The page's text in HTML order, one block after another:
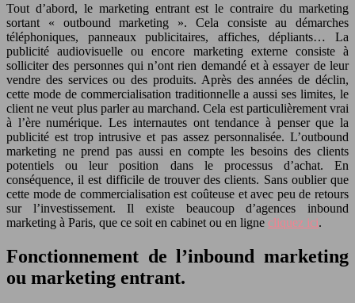
Tout d’abord, le marketing entrant est le contraire du marketing
sortant « outbound marketing ». Cela consiste au démarches
téléphoniques, panneaux publicitaires, affiches, dépliants… La
publicité audiovisuelle ou encore marketing externe consiste à
solliciter des personnes qui n’ont rien demandé et à essayer de leur
vendre des services ou des produits. Après des années de déclin,
cette mode de commercialisation traditionnelle a aussi ses limites, le
client ne veut plus parler au marchand. Cela est particulièrement vrai
à l’ère numérique. Les internautes ont tendance à penser que la
publicité est trop intrusive et pas assez personnalisée. L’outbound
marketing ne prend pas aussi en compte les besoins des clients
potentiels ou leur position dans le processus d’achat. En
conséquence, il est difficile de trouver des clients. Sans oublier que
cette mode de commercialisation est coûteuse et avec peu de retours
sur l’investissement. Il existe beaucoup d’agences inbound
marketing à Paris, que ce soit en cabinet ou en ligne cliquez ici.
Fonctionnement de l’inbound marketing
ou marketing entrant.